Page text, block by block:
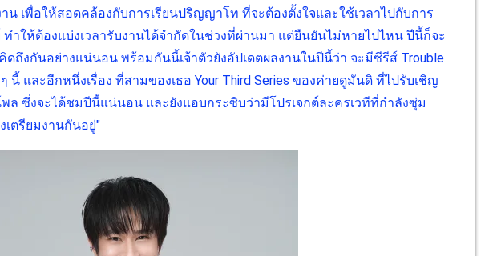
น เพื่อให้สอดคล้องกับการเรียนปริญญาโท ที่จะต้องตั้งใจและใช้เวลาไปกับการ
ทำให้ต้องแบ่งเวลารับงานได้จำกัดในช่วงที่ผ่านมา แต่ยืนยันไม่หายไปไหน ปีนี้ก็จะ
ถึงกันอย่างแน่นอน พร้อมกันนี้เจ้าตัวยังอัปเดตผลงานในปีนี้ว่า จะมีซีรีส์ Trouble
นี้ และอีกหนึ่งเรื่อง ที่สามของเธอ Your Third Series ของค่ายดูมันดิ ที่ไปรับเชิญ
ซึ่งจะได้ชมปีนี้แน่นอน และยังแอบกระซิบว่ามีโปรเจกต์ละครเวทีที่กำลังซุ่ม
เตรียมงานกันอยู่"